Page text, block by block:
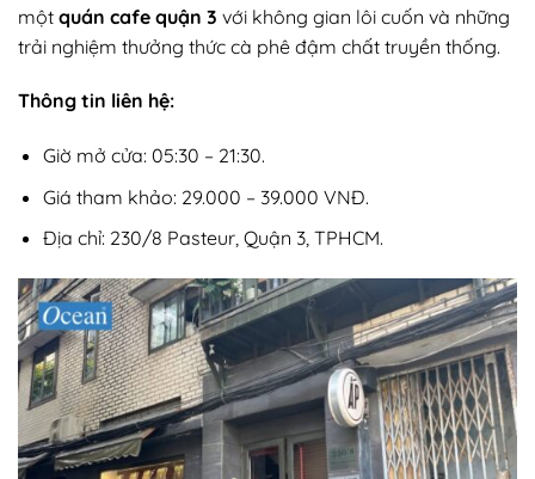
một quán cafe quận 3 với không gian lôi cuốn và những
trải nghiệm thưởng thức cà phê đậm chất truyền thống.
Thông tin liên hệ:
Giờ mở cửa: 05:30 – 21:30.
Giá tham khảo: 29.000 – 39.000 VNĐ.
Địa chỉ: 230/8 Pasteur, Quận 3, TPHCM.